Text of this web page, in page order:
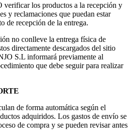
los productos a la recepción y
y reclamaciones que puedan estar
de recepción de la entrega.
no conlleve la entrega física de
directamente descargados del sitio
S.L informará previamente al
que debe seguir para realizar
de forma automática según el
adquiridos. Los gastos de envío se
de compra y se pueden revisar antes